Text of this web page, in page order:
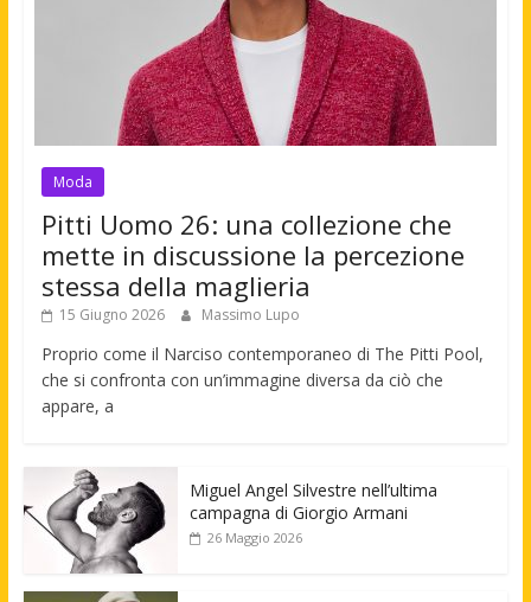
Moda
Pitti Uomo 26: una collezione che
mette in discussione la percezione
stessa della maglieria
15 Giugno 2026 Massimo Lupo
Proprio come il Narciso contemporaneo di The Pitti Pool,
che si confronta con un’immagine diversa da ciò che
appare, a
Miguel Angel Silvestre nell’ultima
campagna di Giorgio Armani
26 Maggio 2026